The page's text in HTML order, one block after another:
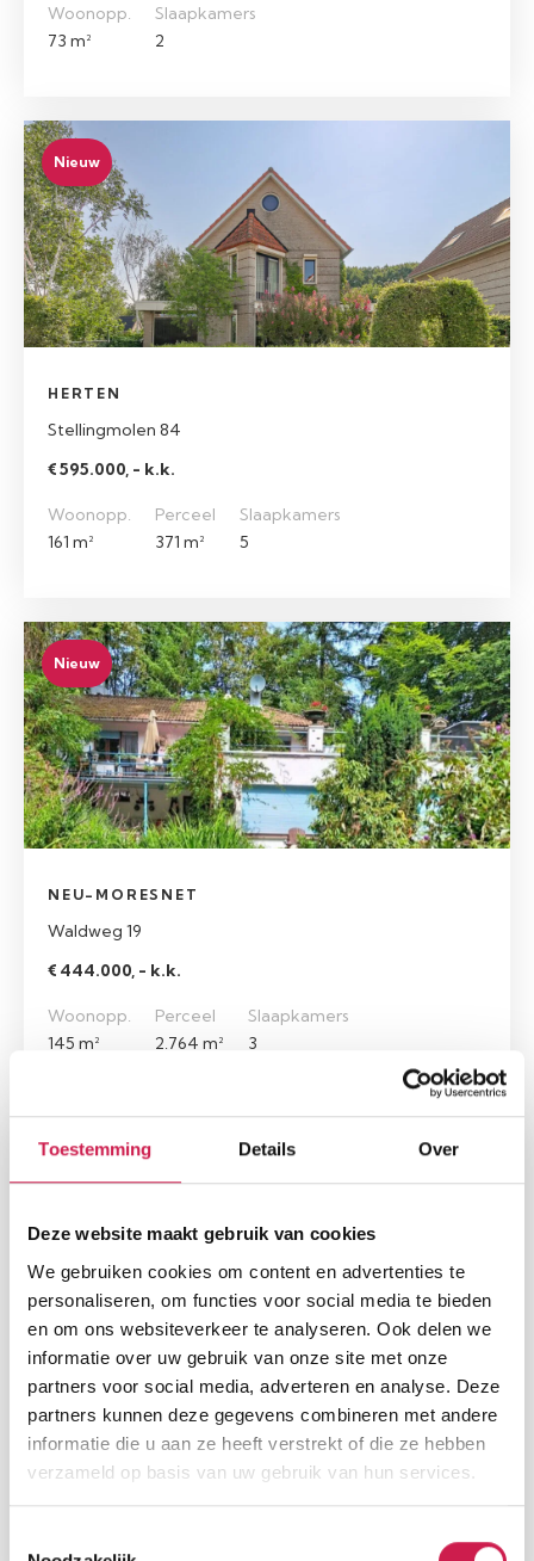
Toestemming Details Over
Deze website maakt gebruik van cookies
We gebruiken cookies om content en advertenties te
personaliseren, om functies voor social media te bieden
en om ons websiteverkeer te analyseren. Ook delen we
informatie over uw gebruik van onze site met onze
partners voor social media, adverteren en analyse. Deze
partners kunnen deze gegevens combineren met andere
informatie die u aan ze heeft verstrekt of die ze hebben
verzameld op basis van uw gebruik van hun services.
Woonopp.
73 m²
Slaapkamers
2
Nieuw
HERTEN
Stellingmolen 84
€ 595.000, - k.k.
Woonopp.
161 m²
Perceel
371 m²
Slaapkamers
5
Nieuw
NEU-MORESNET
Waldweg 19
€ 444.000, - k.k.
Woonopp.
145 m²
Perceel
2.764 m²
Slaapkamers
3
BRUNSSUM
Sweelinckstraat 29
€ 199.000, - k.k.